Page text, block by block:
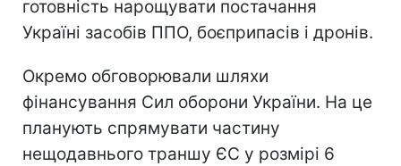
готовність нарощувати постачання
Україні засобів ППО, боєприпасів і дронів.
Окремо обговорювали шляхи
фінансування Сил оборони України. На це
планують спрямувати частину
нещодавнього траншу ЄС у розмірі 6